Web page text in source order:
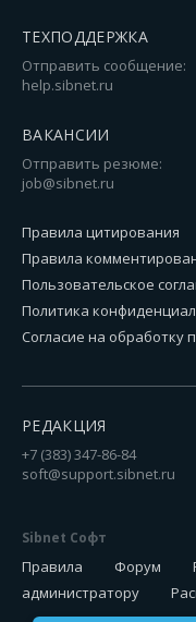
ТЕХПОДДЕРЖКА
Отправить сообщение:
help.sibnet.ru
ВАКАНСИИ
Отправить резюме:
job@sibnet.ru
Правила цитирования
Правила
Пользовательское
Политика
Согласие на обработку
РЕДАКЦИЯ
+7 (383) 347-86-84
soft@support.sibnet.ru
Sibnet Софт
Правила Форум
администратору